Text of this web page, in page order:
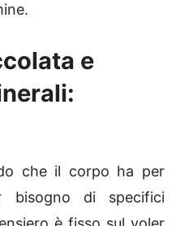
e
che il corpo ha per
bisogno di specifici